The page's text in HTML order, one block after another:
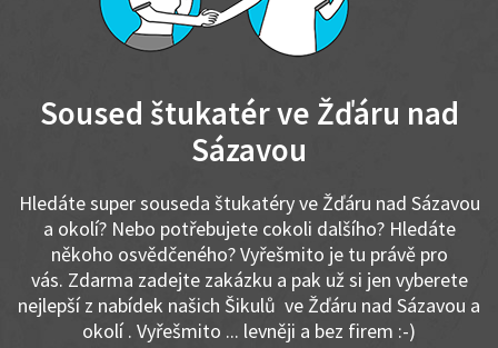
Soused štukatér ve Žďáru nad
Sázavou
Hledáte super souseda štukatéry ve Žďáru nad Sázavou
a okolí? Nebo potřebujete cokoli dalšího? Hledáte
někoho osvědčeného? Vyřešmito je tu právě pro
vás. Zdarma zadejte zakázku a pak už si jen vyberete
nejlepší z nabídek našich Šikulů ve Žďáru nad Sázavou a
okolí . Vyřešmito ... levněji a bez firem :-)